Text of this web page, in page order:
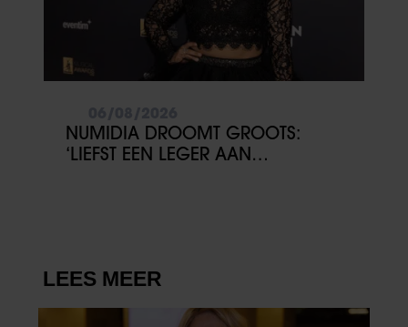
NUMIDIA DROOMT GROOTS:
‘LIEFST EEN LEGER AAN